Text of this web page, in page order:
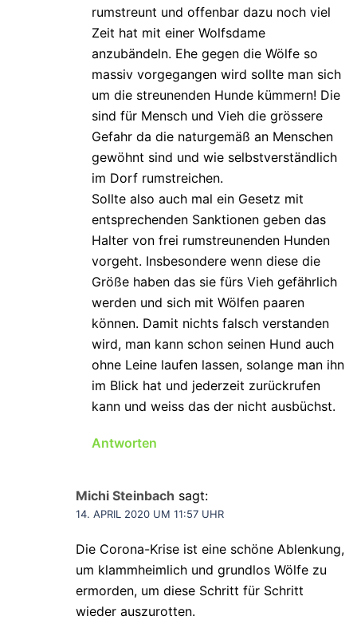
rumstreunt und offenbar dazu noch viel
Zeit hat mit einer Wolfsdame
anzubändeln. Ehe gegen die Wölfe so
massiv vorgegangen wird sollte man sich
um die streunenden Hunde kümmern! Die
sind für Mensch und Vieh die grössere
Gefahr da die naturgemäß an Menschen
gewöhnt sind und wie selbstverständlich
im Dorf rumstreichen.
Sollte also auch mal ein Gesetz mit
entsprechenden Sanktionen geben das
Halter von frei rumstreunenden Hunden
vorgeht. Insbesondere wenn diese die
Größe haben das sie fürs Vieh gefährlich
werden und sich mit Wölfen paaren
können. Damit nichts falsch verstanden
wird, man kann schon seinen Hund auch
ohne Leine laufen lassen, solange man ihn
im Blick hat und jederzeit zurückrufen
kann und weiss das der nicht ausbüchst.
Antworten
Michi Steinbach sagt:
14. APRIL 2020 UM 11:57 UHR
Die Corona-Krise ist eine schöne Ablenkung,
um klammheimlich und grundlos Wölfe zu
ermorden, um diese Schritt für Schritt
wieder auszurotten.